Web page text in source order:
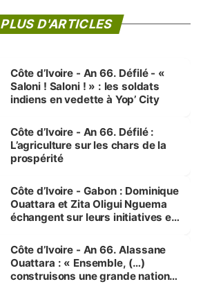
PLUS D'ARTICLES
Côte d’Ivoire - An 66. Défilé - «
Saloni ! Saloni ! » : les soldats
indiens en vedette à Yop’ City
Côte d’Ivoire - An 66. Défilé :
L’agriculture sur les chars de la
prospérité
Côte d’Ivoire - Gabon : Dominique
Ouattara et Zita Oligui Nguema
échangent sur leurs initiatives en
enfants
Côte d’Ivoire - An 66. Alassane
Ouattara : « Ensemble, (…)
construisons une grande nation